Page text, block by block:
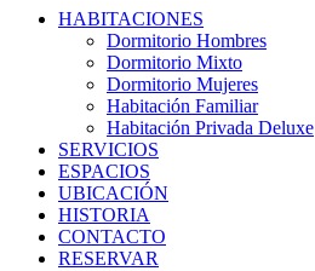
HABITACIONES
Dormitorio Hombres
Dormitorio Mixto
Dormitorio Mujeres
Habitación Familiar
Habitación Privada Deluxe
SERVICIOS
ESPACIOS
UBICACIÓN​
HISTORIA
CONTACTO
RESERVAR